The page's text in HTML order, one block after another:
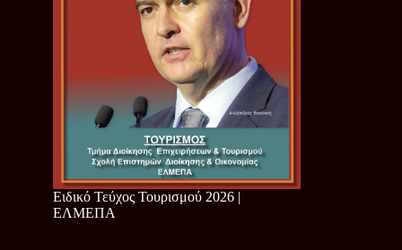
Ειδικό Τεύχος Τουρισμού 2026 |
ΕΛΜΕΠΑ